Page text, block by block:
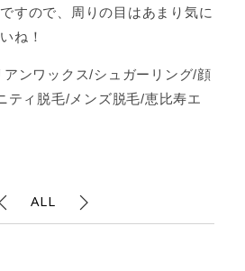
すので、周りの目はあまり気に
ね！
ンワックス/シュガーリング/顔
ティ脱毛/メンズ脱毛/恵比寿エ
ALL